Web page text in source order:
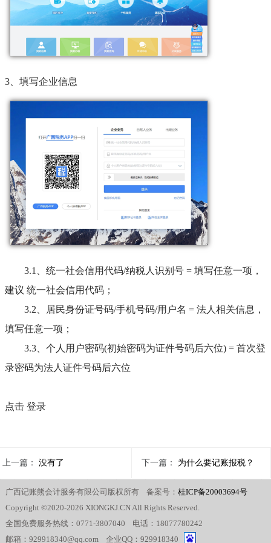
3、填写企业信息
3.1、统一社会信用代码/纳税人识别号 = 填写任意一项，
建议 统一社会信用代码；
3.2、居民身份证号码/手机号码/用户名 = 法人相关信息，
填写任意一项；
3.3、个人用户密码(初始密码为证件号码后六位) = 首次登
录密码为法人证件号码后六位
点击 登录
上一篇：没有了 下一篇： 为什么要记账报税？
广西记账熊会计服务有限公司版权所有 备案号： 桂ICP备20003694号
Copyright ©2020-2026 XIONGKJ.CN All Rights Reserved.
全国免费服务热线：0771-3807040 电话：18077780242
邮箱：929918340@qq.com 企业QQ：929918340